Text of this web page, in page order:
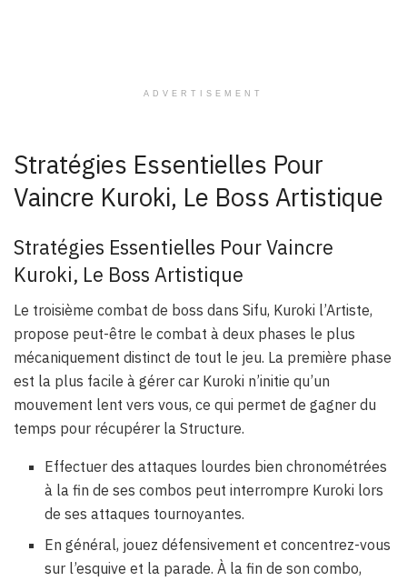
ADVERTISEMENT
Stratégies Essentielles Pour
Vaincre Kuroki, Le Boss Artistique
Stratégies Essentielles Pour Vaincre
Kuroki, Le Boss Artistique
Le troisième combat de boss dans Sifu, Kuroki l’Artiste,
propose peut-être le combat à deux phases le plus
mécaniquement distinct de tout le jeu. La première phase
est la plus facile à gérer car Kuroki n’initie qu’un
mouvement lent vers vous, ce qui permet de gagner du
temps pour récupérer la Structure.
Effectuer des attaques lourdes bien chronométrées
à la fin de ses combos peut interrompre Kuroki lors
de ses attaques tournoyantes.
En général, jouez défensivement et concentrez-vous
sur l’esquive et la parade. À la fin de son combo,